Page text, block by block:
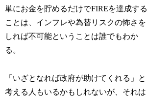
単にお金を貯めるだけでFIREを達成する
ことは、インフレや為替リスクの怖さを
しれば不可能ということは誰でもわか
る。
「いざとなれば政府が助けてくれる」と
考える人もいるかもしれないが、それは